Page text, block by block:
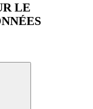
LE
Rechercher: